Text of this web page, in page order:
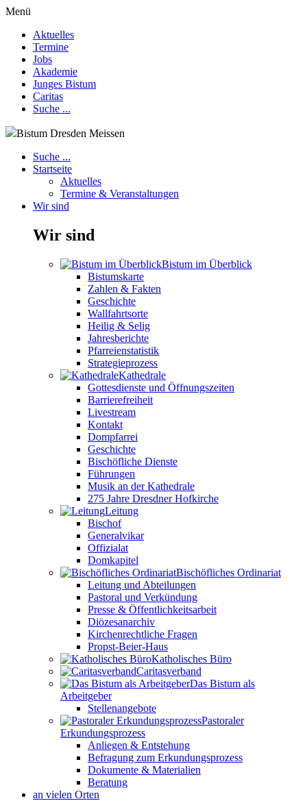
Menü
Aktuelles
Termine
Jobs
Akademie
Junges Bistum
Caritas
Suche ...
Bistum Dresden Meissen
Suche ...
Startseite
Aktuelles
Termine & Veranstaltungen
Wir sind
Wir sind
Bistum im Überblick
Bistumskarte
Zahlen & Fakten
Geschichte
Wallfahrtsorte
Heilig & Selig
Jahresberichte
Pfarreienstatistik
Strategieprozess
Kathedrale
Gottesdienste und Öffnungszeiten
Barrierefreiheit
Livestream
Kontakt
Dompfarrei
Geschichte
Bischöfliche Dienste
Führungen
Musik an der Kathedrale
275 Jahre Dresdner Hofkirche
Leitung
Bischof
Generalvikar
Offizialat
Domkapitel
Bischöfliches Ordinariat
Leitung und Abteilungen
Pastoral und Verkündung
Presse & Öffentlichkeitsarbeit
Diözesanarchiv
Kirchenrechtliche Fragen
Propst-Beier-Haus
Katholisches Büro
Caritasverband
Das Bistum als
Arbeitgeber
Stellenangebote
Pastoraler
Erkundungsprozess
Anliegen & Entstehung
Befragung zum Erkundungsprozess
Dokumente & Materialien
Beratung
an vielen Orten